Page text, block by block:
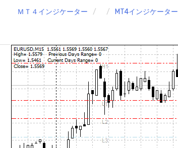
ＭＴ４インジケーター MT4インジケーター